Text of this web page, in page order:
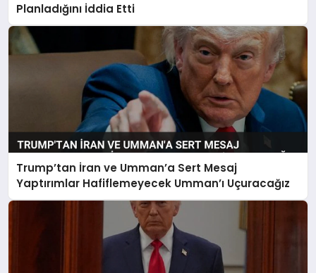
Planladığını İddia Etti
Trump’tan İran ve Umman’a Sert Mesaj
Yaptırımlar Hafiflemeyecek Umman’ı Uçuracağız